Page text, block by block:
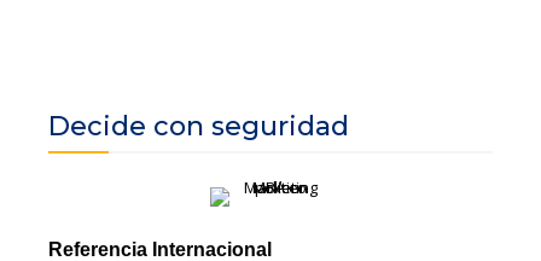
Decide con seguridad
Referencia Internacional